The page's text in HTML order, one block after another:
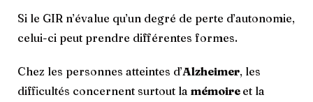
Si le GIR n’évalue qu’un degré de perte d’autonomie,
celui-ci peut prendre différentes formes.
Chez les personnes atteintes d’Alzheimer, les
difficultés concernent surtout la mémoire et la